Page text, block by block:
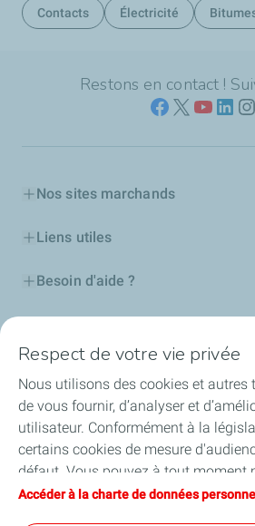
Contacts Électricité
Restons en contact !
Nos sites marchands
Liens utiles
Besoin d'aide ?
Certificats d'économies d'énergie
Nos partenaires
Collaborer avec TotalEnergies
Accessibilité
Respect de votre vie privée
Nous utilisons des cookies et autres
de vous fournir, d’analyser et
utilisateur. Conformément à la
certains cookies de mesure
défaut. Vous pouvez à tout moment
paramètres de cookies en cliquant
Accéder à la charte de données